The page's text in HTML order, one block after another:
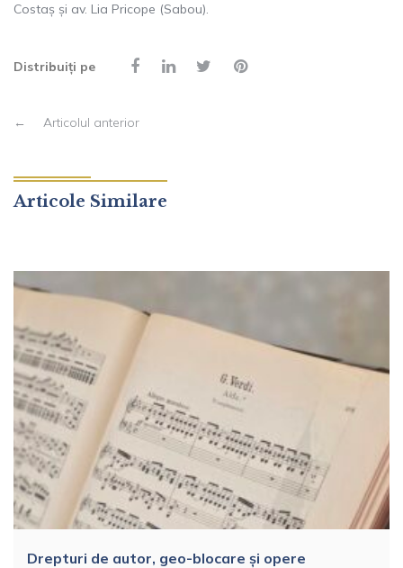
Costaș și av. Lia Pricope (Sabou).
Distribuiți pe
← Articolul anterior
Articole Similare
Drepturi de autor, geo-blocare și opere